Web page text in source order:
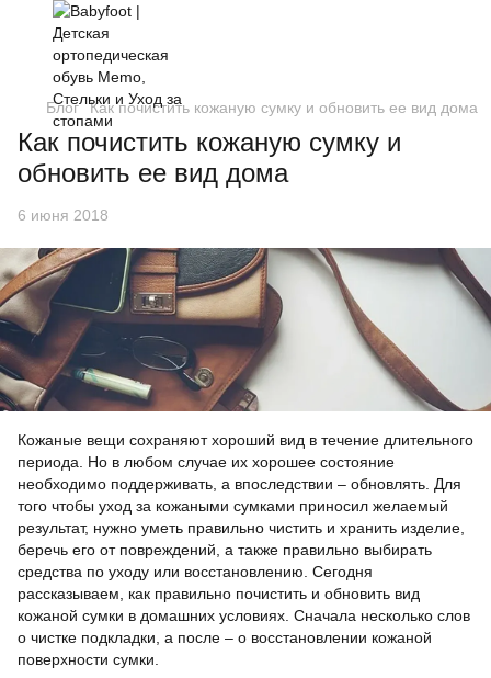
Блог Как почистить кожаную сумку и обновить ее вид дома
Как почистить кожаную сумку и
обновить ее вид дома
6 июня 2018
Кожаные вещи сохраняют хороший вид в течение длительного
периода. Но в любом случае их хорошее состояние
необходимо поддерживать, а впоследствии – обновлять. Для
того чтобы уход за кожаными сумками приносил желаемый
результат, нужно уметь правильно чистить и хранить изделие,
беречь его от повреждений, а также правильно выбирать
средства по уходу или восстановлению. Сегодня
рассказываем, как правильно почистить и обновить вид
кожаной сумки в домашних условиях. Сначала несколько слов
о чистке подкладки, а после – о восстановлении кожаной
поверхности сумки.